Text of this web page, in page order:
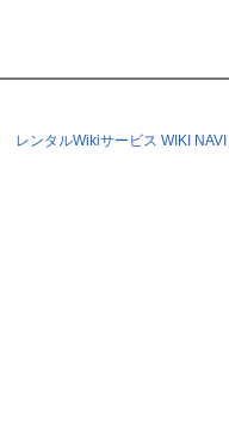
レンタルWikiサービス WIKI NAVI